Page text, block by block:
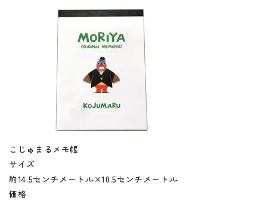
こじゅまるメモ帳
サイズ
約14.5センチメートル×10.5センチメートル
価格